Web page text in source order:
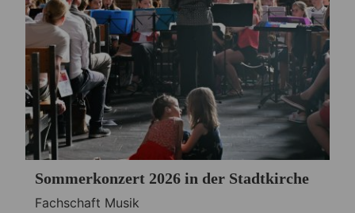
Sommerkonzert 2026 in der Stadtkirche
Fachschaft Musik